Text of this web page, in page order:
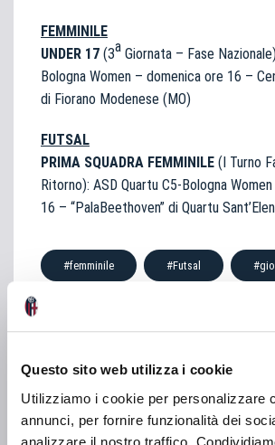
Questo sito web utilizza i cookie
Utilizziamo i cookie per personalizzare
annunci, per fornire funzionalità dei
analizzare il nostro traffico.
FEMMINILE
UNDER 17 (3a Giornata – Fase
Bologna Women – domenica ore 16 –
di Fiorano Modenese (MO)
FUTSAL
PRIMA SQUADRA FEMMINILE (I Turno
Ritorno): ASD Quartu C5-Bologna
16 – “PalaBeethoven” di Quartu
#femminile #Futsal